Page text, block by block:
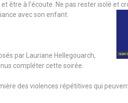
être à l’écoute. Ne pas rester isolé et
avec son enfant.
par Lauriane Hellegouarch,
compléter cette soirée.
des violences répétitives qui